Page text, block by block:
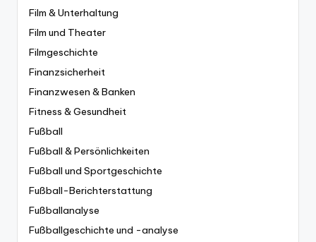
Film & Unterhaltung
Film und Theater
Filmgeschichte
Finanzsicherheit
Finanzwesen & Banken
Fitness & Gesundheit
Fußball
Fußball & Persönlichkeiten
Fußball und Sportgeschichte
Fußball-Berichterstattung
Fußballanalyse
Fußballgeschichte und -analyse